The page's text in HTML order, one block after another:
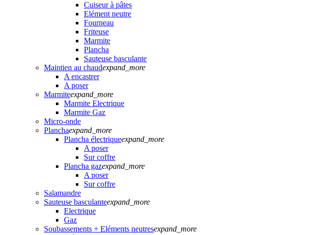
Cuiseur à pâtes
Elément neutre
Fourneau
Friteuse
Marmite
Plancha
Sauteuse basculante
Maintien au chaudexpand_more
A encastrer
A poser
Marmiteexpand_more
Marmite Electrique
Marmite Gaz
Micro-onde
Planchaexpand_more
Plancha électriqueexpand_more
A poser
Sur coffre
Plancha gazexpand_more
A poser
Sur coffre
Salamandre
Sauteuse basculanteexpand_more
Electrique
Gaz
Soubassements + Eléments neutresexpand_more